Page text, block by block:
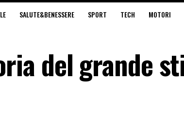
SALUTE&BENESSERE SPORT TECH MOTORI
del grande